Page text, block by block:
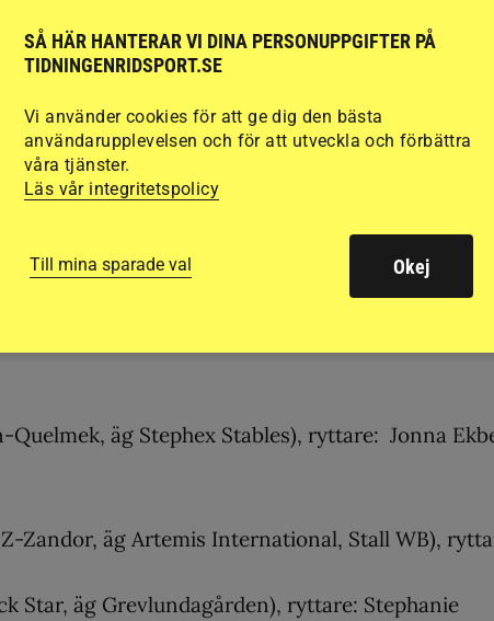
Contender, uppf Ingrid Ragnarsson, äg Team
uppf och äg Gustaf Johansson), ryttare: Victoria
Peter Lindgren, äg Farman Showjumpers/Royne
Quelmek, äg Stephex Stables), ryttare: Jonna
Zandor, äg Artemis International, Stall WB),
Star, äg Grevlundagården), ryttare: Stephanie
SÅ HÄR HANTERAR VI DINA PERSONUPPGIFTER PÅ
TIDNINGENRIDSPORT.SE
Vi använder cookies för att ge dig den bästa
användarupplevelsen och för att utveckla och förbättra
våra tjänster.
Läs vår integritetspolicy
Till mina sparade val Okej